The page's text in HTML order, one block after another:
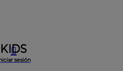
sesión
KIDS